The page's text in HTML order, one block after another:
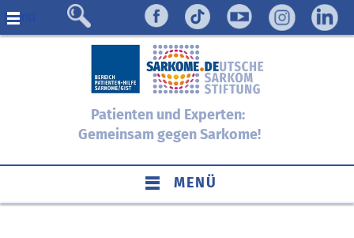
Menü
Patienten und Experten:
Gemeinsam gegen Sarkome!
MENÜ